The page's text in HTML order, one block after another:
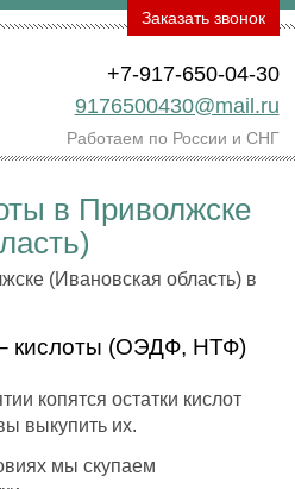
+7-917-650-04-30
9176500430@mail.ru
Работаем по России и СНГ
Заказать звонок
в Приволжске
(Ивановская область) в
кислоты (ОЭДФ, НТФ)
копятся остатки кислот
выкупить их.
мы скупаем